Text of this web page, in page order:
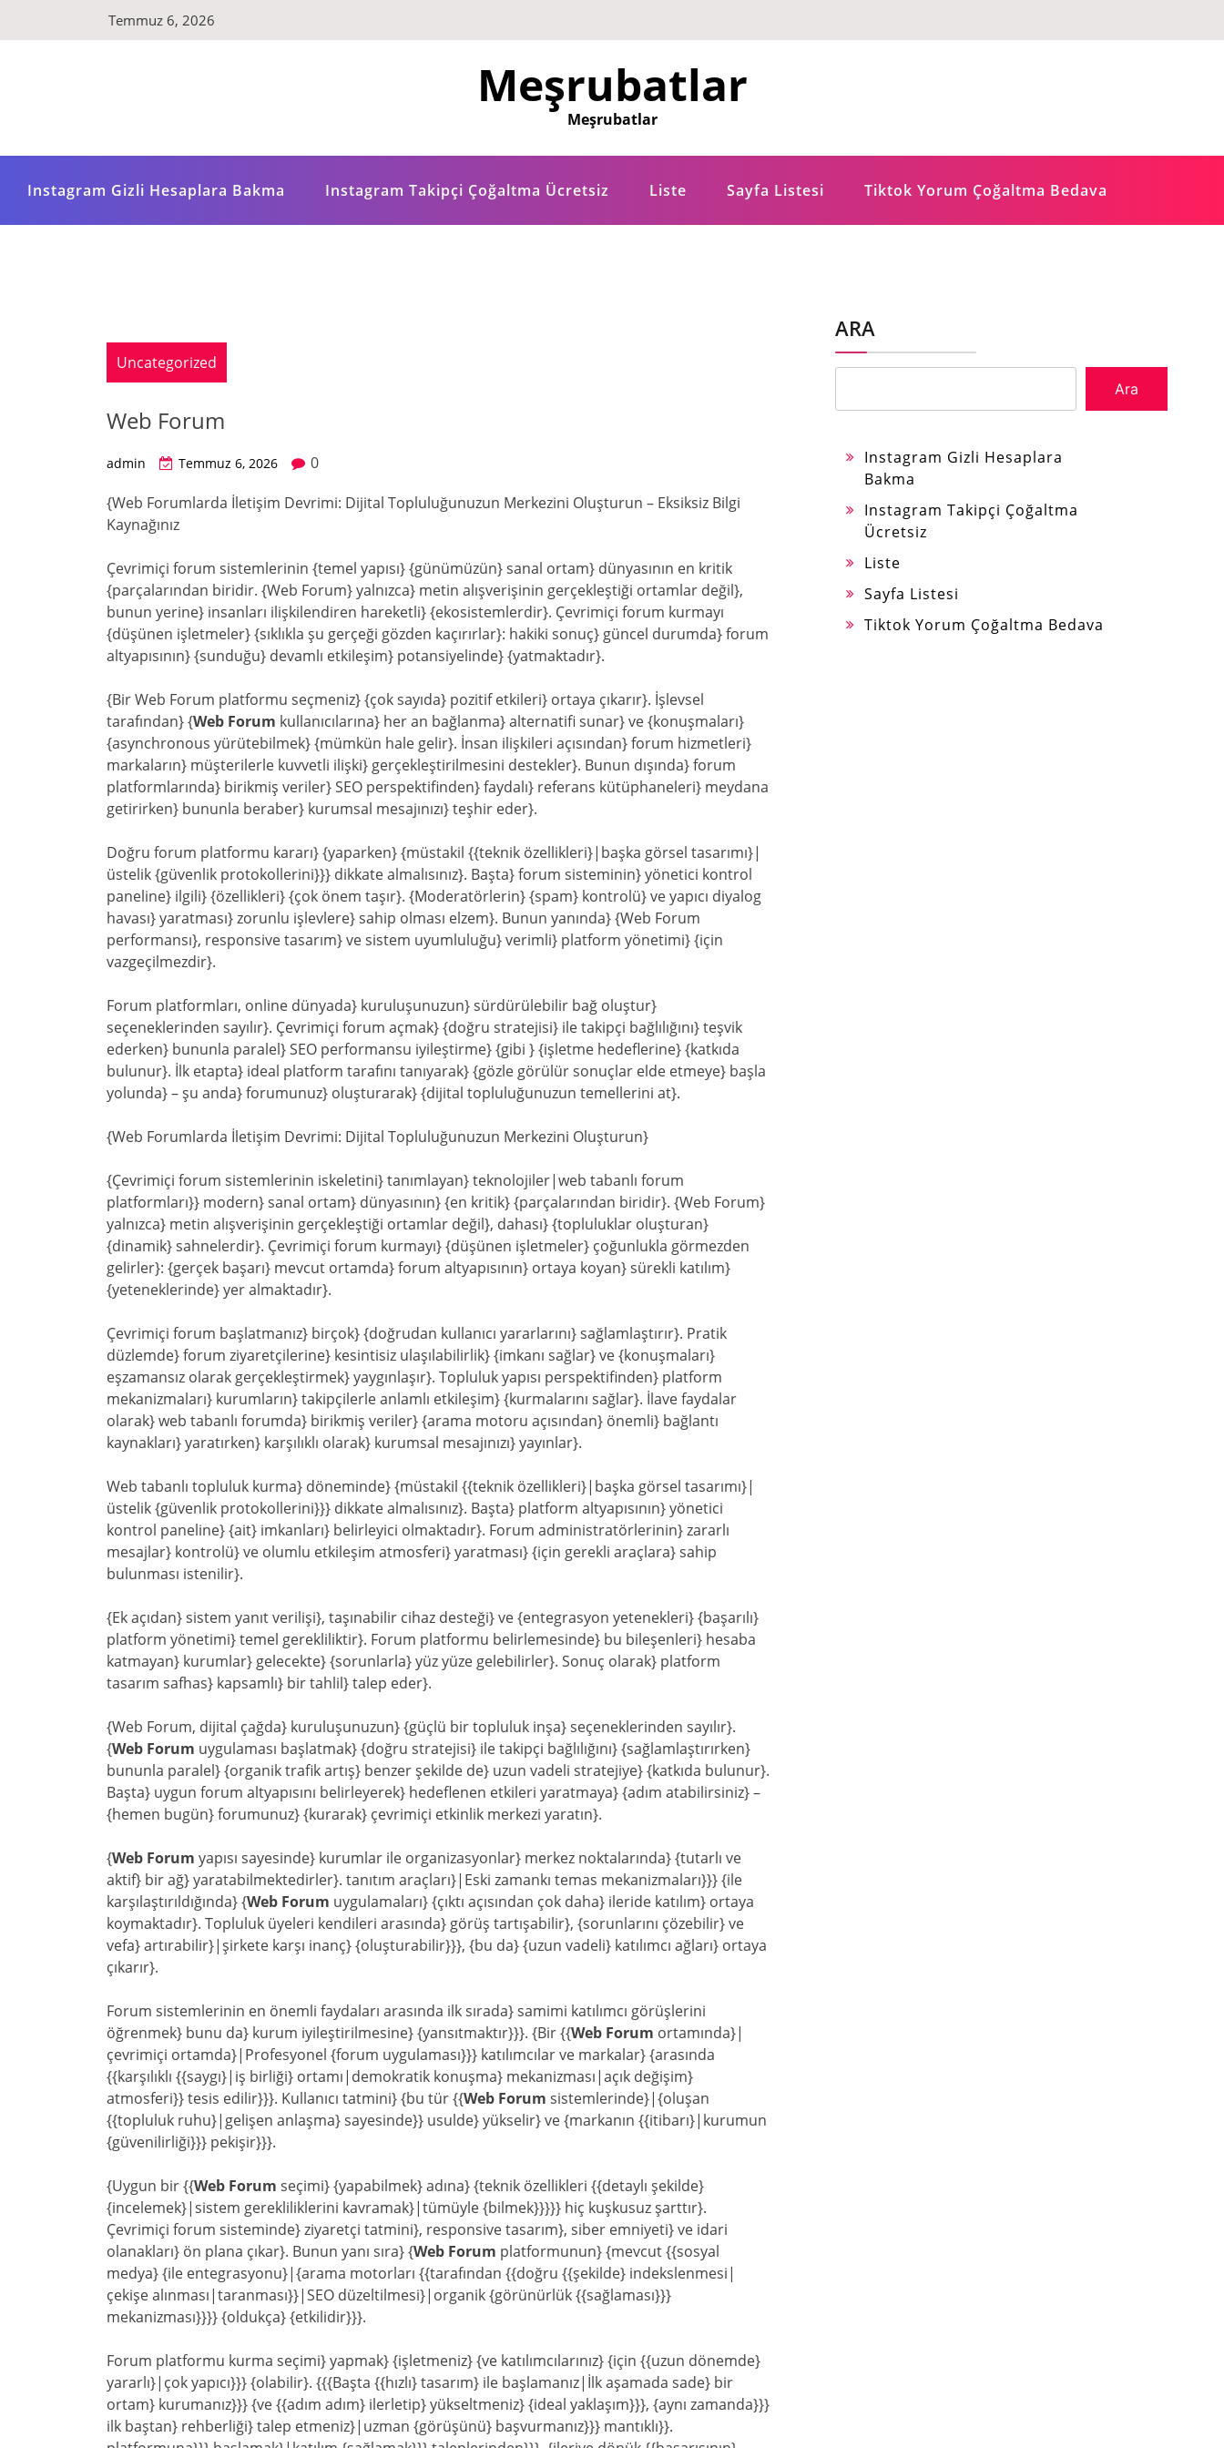
Temmuz 6, 2026
Meşrubatlar
Meşrubatlar
Instagram Gizli Hesaplara Bakma Instagram Takipçi Çoğaltma Ücretsiz Liste Sayfa Listesi Tiktok Yorum Çoğaltma Bedava
Uncategorized
Web Forum
admin Temmuz 6, 2026
0
{Web Forumlarda İletişim Devrimi: Dijital Topluluğunuzun Merkezini Oluşturun – Eksiksiz Bilgi
Kaynağınız
Çevrimiçi forum sistemlerinin {temel yapısı} {günümüzün} sanal ortam} dünyasının en kritik
{parçalarından biridir. {Web Forum} yalnızca} metin alışverişinin gerçekleştiği ortamlar değil},
bunun yerine} insanları ilişkilendiren hareketli} {ekosistemlerdir}. Çevrimiçi forum kurmayı
{düşünen işletmeler} {sıklıkla şu gerçeği gözden kaçırırlar}: hakiki sonuç} güncel durumda} forum
altyapısının} {sunduğu} devamlı etkileşim} potansiyelinde} {yatmaktadır}.
{Bir Web Forum platformu seçmeniz} {çok sayıda} pozitif etkileri} ortaya çıkarır}. İşlevsel
tarafından} {Web Forum kullanıcılarına} her an bağlanma} alternatifi sunar} ve {konuşmaları}
{asynchronous yürütebilmek} {mümkün hale gelir}. İnsan ilişkileri açısından} forum hizmetleri}
markaların} müşterilerle kuvvetli ilişki} gerçekleştirilmesini destekler}. Bunun dışında} forum
platformlarında} birikmiş veriler} SEO perspektifinden} faydalı} referans kütüphaneleri} meydana
getirirken} bununla beraber} kurumsal mesajınızı} teşhir eder}.
Doğru forum platformu kararı} {yaparken} {müstakil {{teknik özellikleri}|başka görsel tasarımı}|
üstelik {güvenlik protokollerini}}} dikkate almalısınız}. Başta} forum sisteminin} yönetici kontrol
paneline} ilgili} {özellikleri} {çok önem taşır}. {Moderatörlerin} {spam} kontrolü} ve yapıcı diyalog
havası} yaratması} zorunlu işlevlere} sahip olması elzem}. Bunun yanında} {Web Forum
performansı}, responsive tasarım} ve sistem uyumluluğu} verimli} platform yönetimi} {için
vazgeçilmezdir}.
Forum platformları, online dünyada} kuruluşunuzun} sürdürülebilir bağ oluştur}
seçeneklerinden sayılır}. Çevrimiçi forum açmak} {doğru stratejisi} ile takipçi bağlılığını} teşvik
ederken} bununla paralel} SEO performansu iyileştirme} {gibi } {işletme hedeflerine} {katkıda
bulunur}. İlk etapta} ideal platform tarafını tanıyarak} {gözle görülür sonuçlar elde etmeye} başla
yolunda} – şu anda} forumunuz} oluşturarak} {dijital topluluğunuzun temellerini at}.
{Web Forumlarda İletişim Devrimi: Dijital Topluluğunuzun Merkezini Oluşturun}
{Çevrimiçi forum sistemlerinin iskeletini} tanımlayan} teknolojiler|web tabanlı forum
platformları}} modern} sanal ortam} dünyasının} {en kritik} {parçalarından biridir}. {Web Forum}
yalnızca} metin alışverişinin gerçekleştiği ortamlar değil}, dahası} {topluluklar oluşturan}
{dinamik} sahnelerdir}. Çevrimiçi forum kurmayı} {düşünen işletmeler} çoğunlukla görmezden
gelirler}: {gerçek başarı} mevcut ortamda} forum altyapısının} ortaya koyan} sürekli katılım}
{yeteneklerinde} yer almaktadır}.
Çevrimiçi forum başlatmanız} birçok} {doğrudan kullanıcı yararlarını} sağlamlaştırır}. Pratik
düzlemde} forum ziyaretçilerine} kesintisiz ulaşılabilirlik} {imkanı sağlar} ve {konuşmaları}
eşzamansız olarak gerçekleştirmek} yaygınlaşır}. Topluluk yapısı perspektifinden} platform
mekanizmaları} kurumların} takipçilerle anlamlı etkileşim} {kurmalarını sağlar}. İlave faydalar
olarak} web tabanlı forumda} birikmiş veriler} {arama motoru açısından} önemli} bağlantı
kaynakları} yaratırken} karşılıklı olarak} kurumsal mesajınızı} yayınlar}.
Web tabanlı topluluk kurma} döneminde} {müstakil {{teknik özellikleri}|başka görsel tasarımı}|
üstelik {güvenlik protokollerini}}} dikkate almalısınız}. Başta} platform altyapısının} yönetici
kontrol paneline} {ait} imkanları} belirleyici olmaktadır}. Forum administratörlerinin} zararlı
mesajlar} kontrolü} ve olumlu etkileşim atmosferi} yaratması} {için gerekli araçlara} sahip
bulunması istenilir}.
{Ek açıdan} sistem yanıt verilişi}, taşınabilir cihaz desteği} ve {entegrasyon yetenekleri} {başarılı}
platform yönetimi} temel gerekliliktir}. Forum platformu belirlemesinde} bu bileşenleri} hesaba
katmayan} kurumlar} gelecekte} {sorunlarla} yüz yüze gelebilirler}. Sonuç olarak} platform
tasarım safhas} kapsamlı} bir tahlil} talep eder}.
{Web Forum, dijital çağda} kuruluşunuzun} {güçlü bir topluluk inşa} seçeneklerinden sayılır}.
{Web Forum uygulaması başlatmak} {doğru stratejisi} ile takipçi bağlılığını} {sağlamlaştırırken}
bununla paralel} {organik trafik artış} benzer şekilde de} uzun vadeli stratejiye} {katkıda bulunur}.
Başta} uygun forum altyapısını belirleyerek} hedeflenen etkileri yaratmaya} {adım atabilirsiniz} –
{hemen bugün} forumunuz} {kurarak} çevrimiçi etkinlik merkezi yaratın}.
{Web Forum yapısı sayesinde} kurumlar ile organizasyonlar} merkez noktalarında} {tutarlı ve
aktif} bir ağ} yaratabilmektedirler}. tanıtım araçları}|Eski zamankı temas mekanizmaları}}} {ile
karşılaştırıldığında} {Web Forum uygulamaları} {çıktı açısından çok daha} ileride katılım} ortaya
koymaktadır}. Topluluk üyeleri kendileri arasında} görüş tartışabilir}, {sorunlarını çözebilir} ve
vefa} artırabilir}|şirkete karşı inanç} {oluşturabilir}}}, {bu da} {uzun vadeli} katılımcı ağları} ortaya
çıkarır}.
Forum sistemlerinin en önemli faydaları arasında ilk sırada} samimi katılımcı görüşlerini
öğrenmek} bunu da} kurum iyileştirilmesine} {yansıtmaktır}}}. {Bir {{Web Forum ortamında}|
çevrimiçi ortamda}|Profesyonel {forum uygulaması}}} katılımcılar ve markalar} {arasında
{{karşılıklı {{saygı}|iş birliği} ortamı|demokratik konuşma} mekanizması|açık değişim}
atmosferi}} tesis edilir}}}. Kullanıcı tatmini} {bu tür {{Web Forum sistemlerinde}|{oluşan
{{topluluk ruhu}|gelişen anlaşma} sayesinde}} usulde} yükselir} ve {markanın {{itibarı}|kurumun
{güvenilirliği}}} pekişir}}}.
{Uygun bir {{Web Forum seçimi} {yapabilmek} adına} {teknik özellikleri {{detaylı şekilde}
{incelemek}|sistem gerekliliklerini kavramak}|tümüyle {bilmek}}}}} hiç kuşkusuz şarttır}.
Çevrimiçi forum sisteminde} ziyaretçi tatmini}, responsive tasarım}, siber emniyeti} ve idari
olanakları} ön plana çıkar}. Bunun yanı sıra} {Web Forum platformunun} {mevcut {{sosyal
medya} {ile entegrasyonu}|{arama motorları {{tarafından {{doğru {{şekilde} indekslenmesi|
çekişe alınması|taranması}}|SEO düzeltilmesi}|organik {görünürlük {{sağlaması}}}
mekanizması}}}} {oldukça} {etkilidir}}}.
Forum platformu kurma seçimi} yapmak} {işletmeniz} {ve katılımcılarınız} {için {{uzun dönemde}
yararlı}|çok yapıcı}}} {olabilir}. {{{Başta {{hızlı} tasarım} ile başlamanız|İlk aşamada sade} bir
ortam} kurumanız}}} {ve {{adım adım} ilerletip} yükseltmeniz} {ideal yaklaşım}}}, {aynı zamanda}}}
ilk baştan} rehberliği} talep etmeniz}|uzman {görüşünü} başvurmanız}}} mantıklı}}.
ARA
Ara
Instagram Gizli Hesaplara
Bakma
Instagram Takipçi Çoğaltma
Ücretsiz
Liste
Sayfa Listesi
Tiktok Yorum Çoğaltma Bedava